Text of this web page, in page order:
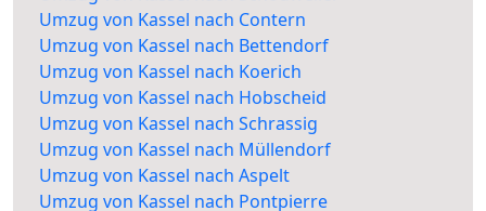
Umzug von Kassel nach Contern
Umzug von Kassel nach Bettendorf
Umzug von Kassel nach Koerich
Umzug von Kassel nach Hobscheid
Umzug von Kassel nach Schrassig
Umzug von Kassel nach Müllendorf
Umzug von Kassel nach Aspelt
Umzug von Kassel nach Pontpierre